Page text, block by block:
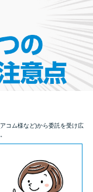
たい方向け
け
コム様など)から委託を受け広